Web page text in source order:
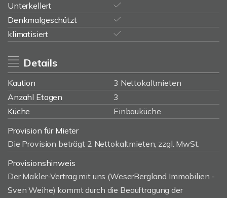
Unterkellert
Denkmalgeschützt
klimatisiert
Details
Kaution
3 Nettokaltmieten
Anzahl Etagen
3
Küche
Einbauküche
Provision für Mieter
Die Provision beträgt 2 Nettokaltmieten, zzgl. MwSt.
Provisionshinweis
Der Makler-Vertrag mit uns (WeserBergland Immobilien -
Sven Weihe) kommt durch die Beauftragung der